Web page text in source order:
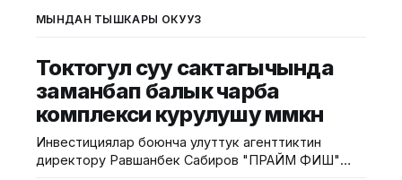
МЫНДАН ТЫШКАРЫ ОКУҢУЗ
Токтогул суу сактагычында
заманбап балык чарба
комплекси курулушу мүмкүн
Инвестициялар боюнча улуттук агенттиктин
директору Равшанбек Сабиров "ПРАЙМ ФИШ"